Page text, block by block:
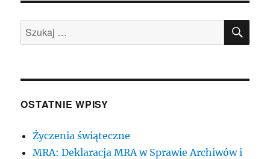
Szukaj:
OSTATNIE WPISY
Życzenia świąteczne
MRA: Deklaracja MRA w Sprawie Archiwów i